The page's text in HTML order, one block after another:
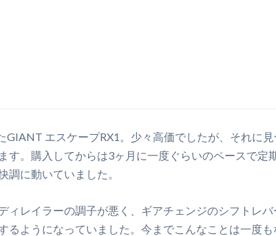
GIANT エスケープRX1。少々高価でしたが、それに
す。購入してからは3ヶ月に一度ぐらいのペースで定
調に動いていました。
ィレイラーの調子が悪く、ギアチェンジのシフトレ
るようになっていました。今までこんなことは一度